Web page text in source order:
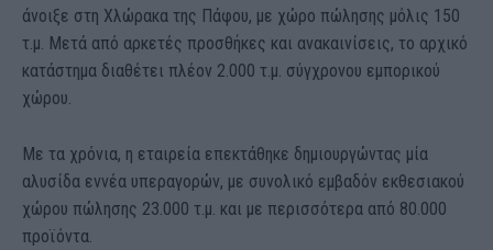
άνοιξε στη Χλώρακα της Πάφου, με χώρο πώλησης μόλις 150
τ.µ. Μετά από αρκετές προσθήκες και ανακαινίσεις, το αρχικό
κατάστημα διαθέτει πλέον 2.000 τ.µ. σύγχρονου εμπορικού
χώρου.
Με τα χρόνια, η εταιρεία επεκτάθηκε δημιουργώντας µία
αλυσίδα εννέα υπεραγορών, µε συνολικό εμβαδόν εκθεσιακού
χώρου πώλησης 23.000 τ.µ. και µε περισσότερα από 80.000
προϊόντα.